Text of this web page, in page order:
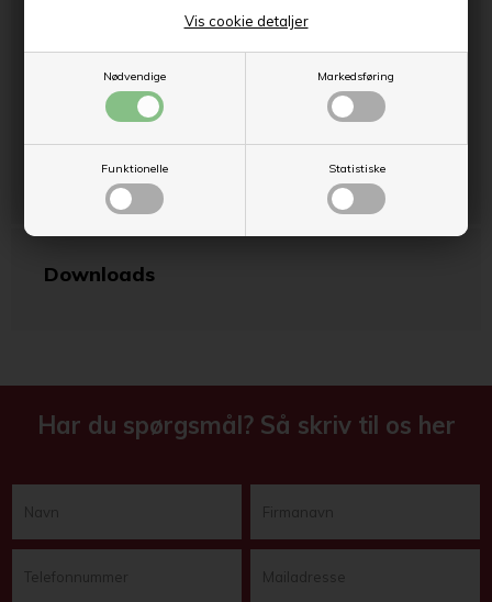
Nødvendige Markedsføring
Funktionelle Statistiske
Vis cookie detaljer
Garanti
Downloads
Har du spørgsmål? Så skriv til os her